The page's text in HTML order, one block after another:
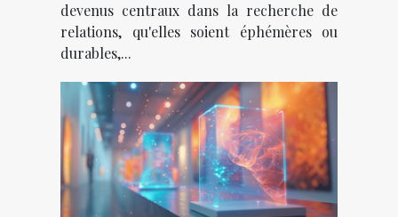
devenus centraux dans la recherche de
relations, qu'elles soient éphémères ou
durables,...